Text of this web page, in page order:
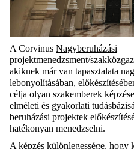
A Corvinus Nagyberuházási
projektmenedzsment/
akiknek már van tapasztalata
lebonyolításában,
célja olyan szakemberek
elméleti és gyakorlati
beruházási projektek
hatékonyan menedzselni.
A képzés különlegessége, hogy